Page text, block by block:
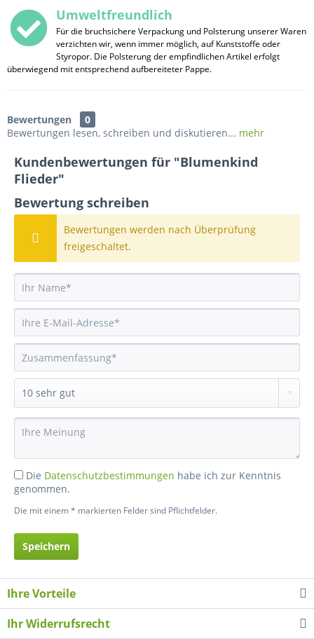
Umweltfreundlich
Für die bruchsichere Verpackung und Polsterung unserer Waren
verzichten wir, wenn immer möglich, auf Kunststoffe oder
Styropor. Die Polsterung der empfindlichen Artikel erfolgt
überwiegend mit entsprechend aufbereiteter Pappe.
Bewertungen
0
Bewertungen lesen, schreiben und diskutieren... mehr
Kundenbewertungen für "Blumenkind
Flieder"
Bewertung schreiben
Bewertungen werden nach Überprüfung
freigeschaltet.
Die Datenschutzbestimmungen habe ich zur Kenntnis
genommen.
Die mit einem * markierten Felder sind Pflichtfelder.
Speichern
Ihre Vorteile
Ihr Widerrufsrecht